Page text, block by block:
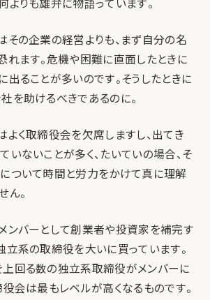
よりも雄弁に物語っています。
その企業の経営よりも、まず自分の名
れます。危機や困難に直面したときに
出ることが多いのです。そうしたときに
を助けるべきであるのに。
よく取締役会を欠席しますし、出てき
いないことが多く、たいていの場合、そ
ついて時間と労力をかけて真に理解
ん。
ンバーとして創業者や投資家を補完す
立系の取締役を大いに買っています。
回る数の独立系取締役がメンバーに
役会は最もレベルが高くなるものです。